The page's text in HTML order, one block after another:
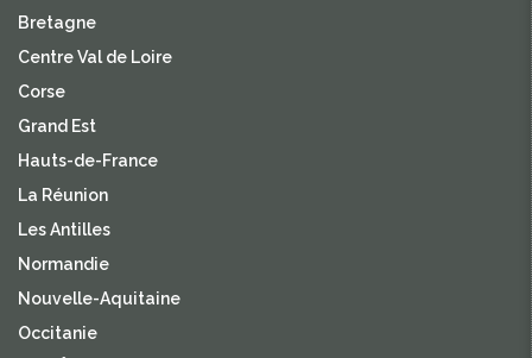
Bretagne
Centre Val de Loire
Corse
Grand Est
Hauts-de-France
La Réunion
Les Antilles
Normandie
Nouvelle-Aquitaine
Occitanie